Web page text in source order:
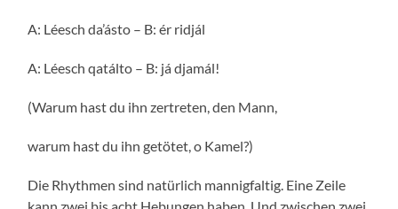
A: Léesch da’ásto – B: ér ridjál
A: Léesch qatálto – B: já djamál!
(Warum hast du ihn zertreten, den Mann,
warum hast du ihn getötet, o Kamel?)
Die Rhythmen sind natürlich mannigfaltig. Eine Zeile